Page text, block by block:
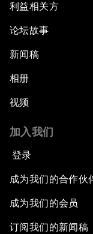
利益相关方
论坛故事
新闻稿
相册
视频
加入我们
登录
成为我们的合作伙
成为我们的会员
订阅我们的新闻稿